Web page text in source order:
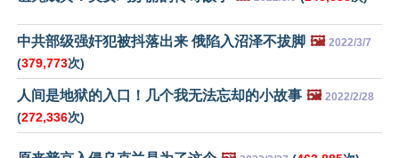
中共部级强奸犯被抖落出来 俄陷入沼泽不拔脚 🖼️ 2022/3/7
(379,773次)
人间是地狱的入口！几个我无法忘却的小故事 🖼️ 2022/2/28
(272,336次)